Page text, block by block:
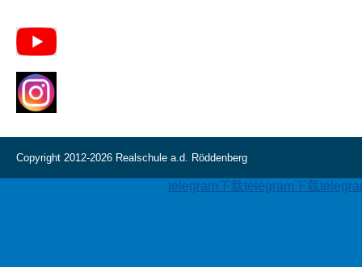
Copyright 2012-2026 Realschule a.d. Röddenberg
telegram下载telegram下载